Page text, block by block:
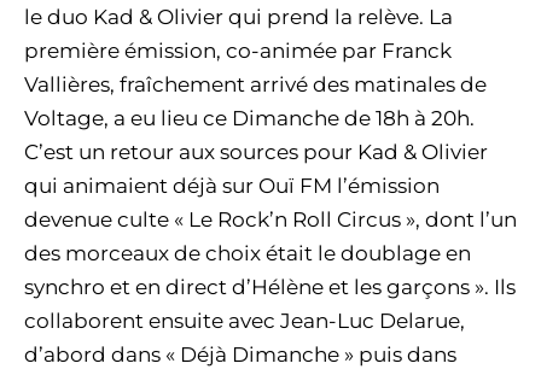
le duo Kad & Olivier qui prend la relève. La
première émission, co-animée par Franck
Vallières, fraîchement arrivé des matinales de
Voltage, a eu lieu ce Dimanche de 18h à 20h.
C’est un retour aux sources pour Kad & Olivier
qui animaient déjà sur Ouï FM l’émission
devenue culte « Le Rock’n Roll Circus », dont l’un
des morceaux de choix était le doublage en
synchro et en direct d’Hélène et les garçons ». Ils
collaborent ensuite avec Jean-Luc Delarue,
d’abord dans « Déjà Dimanche » puis dans